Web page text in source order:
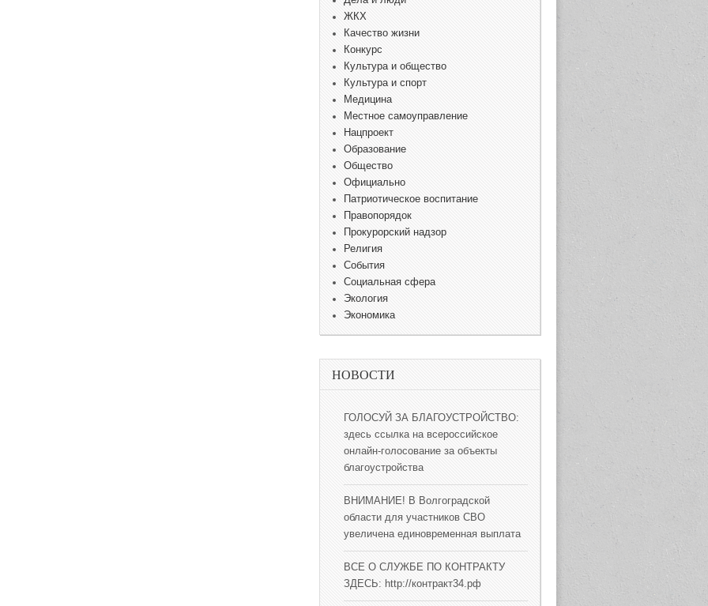
ЖКХ
Качество жизни
Конкурс
Культура и общество
Культура и спорт
Медицина
Местное самоуправление
Нацпроект
Образование
Общество
Официально
Патриотическое воспитание
Правопорядок
Прокурорский надзор
Религия
События
Социальная сфера
Экология
Экономика
НОВОСТИ
ГОЛОСУЙ ЗА БЛАГОУСТРОЙСТВО:
здесь ссылка на всероссийское
онлайн-голосование за объекты
благоустройства
ВНИМАНИЕ! В Волгоградской
области для участников СВО
увеличена единовременная выплата
ВСЕ О СЛУЖБЕ ПО КОНТРАКТУ
ЗДЕСЬ: http://контракт34.рф